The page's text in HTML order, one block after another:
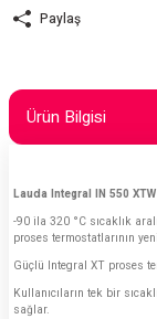
Paylaş
Ürün Bilgisi
Lauda Integral IN 550
-90 ila 320 °C sıcaklık
proses termostatlarının
Güçlü Integral XT proses
Kullanıcıların tek bir
sağlar.